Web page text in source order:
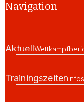
Navigation
Aktuell
Trainingszeiten